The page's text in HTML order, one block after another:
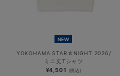
NEW
YOKOHAMA STAR☆NIGHT 2026/
ミニ丈Tシャツ
¥4,501 (税込)